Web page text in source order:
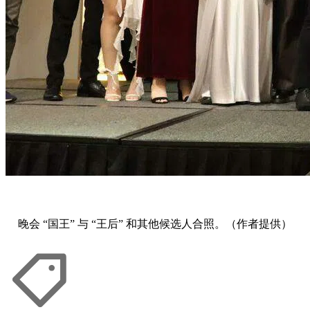
晚会 “国王” 与 “王后” 和其他候选人合照。（作者提供）